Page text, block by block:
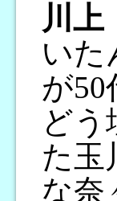
川上
いた
が
ど
た玉
な奈